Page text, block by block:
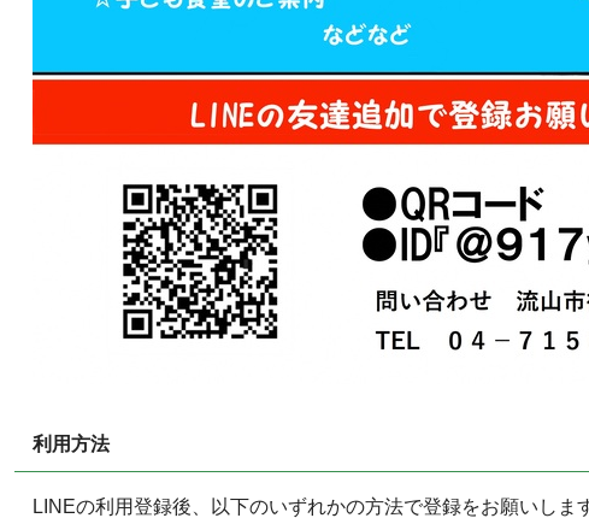
利用方法
LINEの利用登録後、以下のいずれかの方法で登録をお願いしま